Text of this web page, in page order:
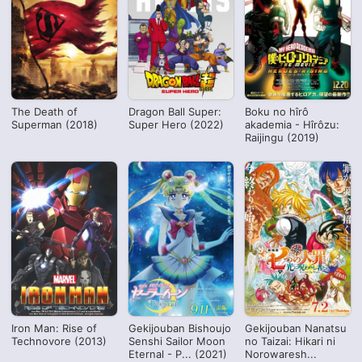
The Death of
Superman (2018)
Dragon Ball Super:
Super Hero (2022)
Boku no hîrô
akademia - Hîrôzu:
Raijingu (2019)
Iron Man: Rise of
Technovore (2013)
Gekijouban Bishoujo
Senshi Sailor Moon
Eternal - P... (2021)
Gekijouban Nanatsu
no Taizai: Hikari ni
Norowaresh...